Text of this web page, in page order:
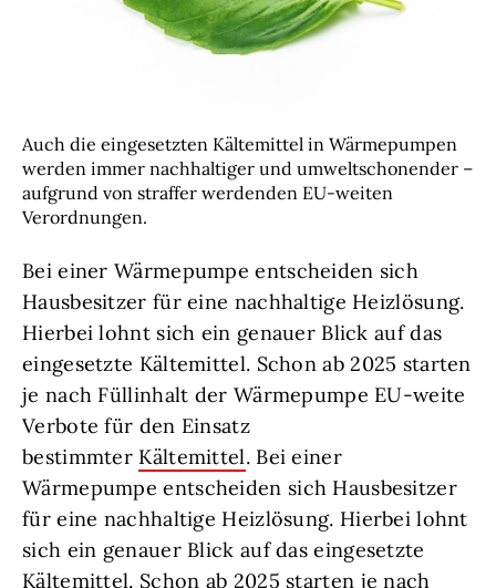
Auch die eingesetzten Kältemittel in Wärmepumpen
werden immer nachhaltiger und umweltschonender –
aufgrund von straffer werdenden EU-weiten
Verordnungen.
Bei einer Wärmepumpe entscheiden sich
Hausbesitzer für eine nachhaltige Heizlösung.
Hierbei lohnt sich ein genauer Blick auf das
eingesetzte Kältemittel. Schon ab 2025 starten
je nach Füllinhalt der Wärmepumpe EU-weite
Verbote für den Einsatz
bestimmter Kältemittel. Bei einer
Wärmepumpe entscheiden sich Hausbesitzer
für eine nachhaltige Heizlösung. Hierbei lohnt
sich ein genauer Blick auf das eingesetzte
Kältemittel. Schon ab 2025 starten je nach